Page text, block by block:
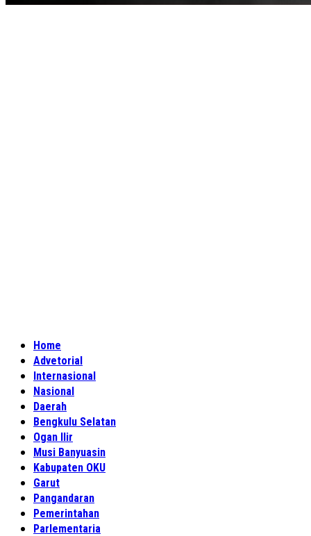
Home
Advetorial
Internasional
Nasional
Daerah
Bengkulu Selatan
Ogan Ilir
Musi Banyuasin
Kabupaten OKU
Garut
Pangandaran
Pemerintahan
Parlementaria